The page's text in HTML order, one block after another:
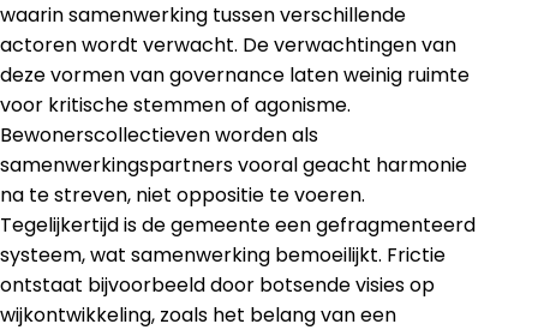
waarin samenwerking tussen verschillende
actoren wordt verwacht. De verwachtingen van
deze vormen van governance laten weinig ruimte
voor kritische stemmen of agonisme.
Bewonerscollectieven worden als
samenwerkingspartners vooral geacht harmonie
na te streven, niet oppositie te voeren.
Tegelijkertijd is de gemeente een gefragmenteerd
systeem, wat samenwerking bemoeilijkt. Frictie
ontstaat bijvoorbeeld door botsende visies op
wijkontwikkeling, zoals het belang van een